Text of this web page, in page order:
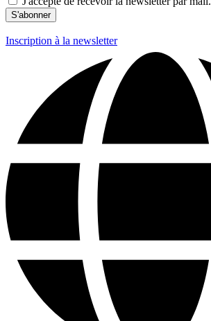
Inscription à la newsletter